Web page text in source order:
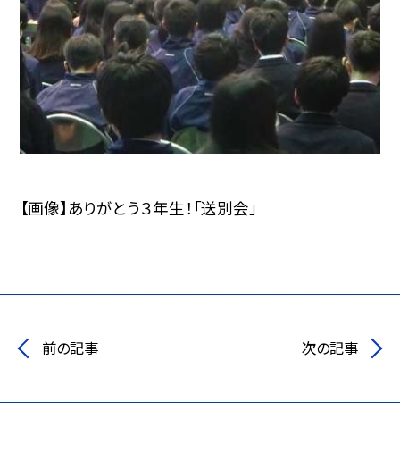
【画像】ありがとう３年生！「送別会」
前の記事 次の記事